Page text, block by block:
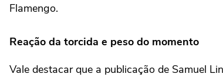
Flamengo.
Reação da torcida e peso do momento
Vale destacar que a publicação de Samuel